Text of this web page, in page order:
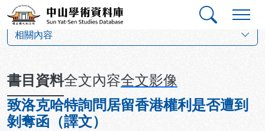
跳到主要內容
中山學術資料庫
相關內容
書目資料全文內容全文影像
致洛克哈特詢問居留香港權利是否遭到
剝奪函（譯文）